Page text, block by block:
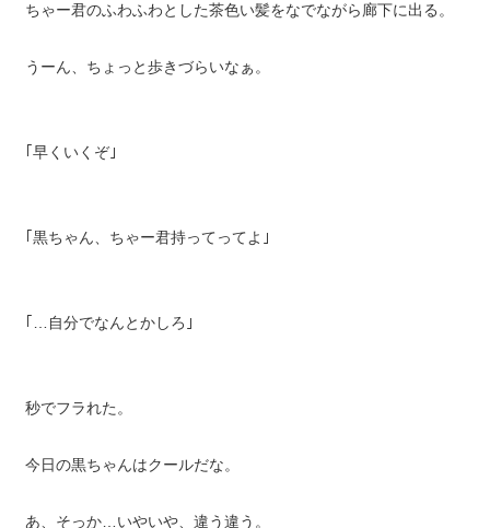
ちゃー君のふわふわとした茶色い髪をなでながら廊下に出る。
うーん、ちょっと歩きづらいなぁ。
｢早くいくぞ｣
｢黒ちゃん、ちゃー君持ってってよ｣
｢…自分でなんとかしろ｣
秒でフラれた。
今日の黒ちゃんはクールだな。
あ、そっか…いやいや、違う違う。